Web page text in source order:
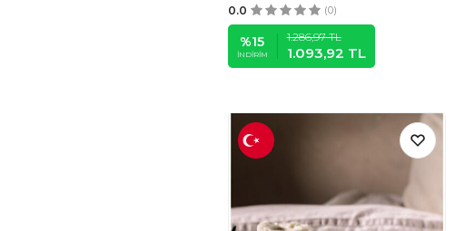
0.0 (0)
%15
İNDIRIM
1.286,97TL
1.093,92 TL